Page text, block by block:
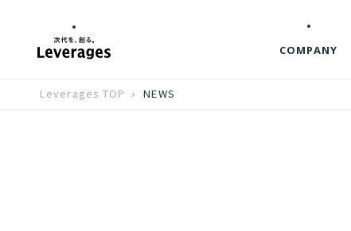
COMPANY
Leverages TOP NEWS